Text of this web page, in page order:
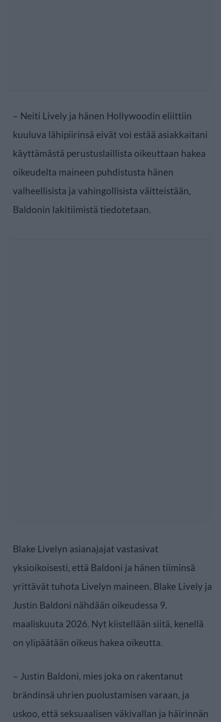
– Neiti Lively ja hänen Hollywoodin eliittiin
kuuluva lähipiirinsä eivät voi estää asiakkaitani
käyttämästä perustuslaillista oikeuttaan hakea
oikeudelta maineen puhdistusta hänen
valheellisista ja vahingollisista väitteistään,
Baldonin lakitiimistä tiedotetaan.
Blake Livelyn asianajajat vastasivat
yksioikoisesti, että Baldoni ja hänen tiiminsä
yrittävät tuhota Livelyn maineen. Blake Lively ja
Justin Baldoni nähdään oikeudessa 9.
maaliskuuta 2026. Nyt kiistellään siitä, kenellä
on ylipäätään oikeus hakea oikeutta.
– Justin Baldoni, mies joka on rakentanut
brändinsä uhrien puolustamisen varaan, ja
uskoo, että seksuaalisen väkivallan ja häirinnän